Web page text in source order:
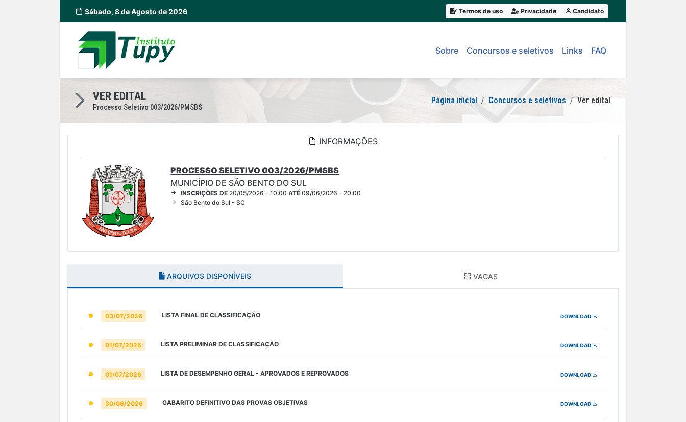
Sábado, 8 de Agosto de 2026 Termos de uso Privacidade Candidato
Sobre Concursos e seletivos Links FAQ
VER EDITAL
Processo Seletivo 003/2026/PMSBS
Página inicial Concursos e seletivos Ver edital
INFORMAÇÕES
PROCESSO SELETIVO 003/2026/PMSBS
MUNICÍPIO DE SÃO BENTO DO SUL
INSCRIÇÕES DE 20/05/2026 - 10:00ATÉ 09/06/2026 - 20:00
São Bento do Sul - SC
ARQUIVOS DISPONÍVEIS VAGAS
03/07/2026 LISTA FINAL DE CLASSIFICAÇÃO DOWNLOAD
01/07/2026 LISTA PRELIMINAR DE CLASSIFICAÇÃO DOWNLOAD
01/07/2026 LISTA DE DESEMPENHO GERAL - APROVADOS E REPROVADOS DOWNLOAD
30/06/2026 GABARITO DEFINITIVO DAS PROVAS OBJETIVAS DOWNLOAD